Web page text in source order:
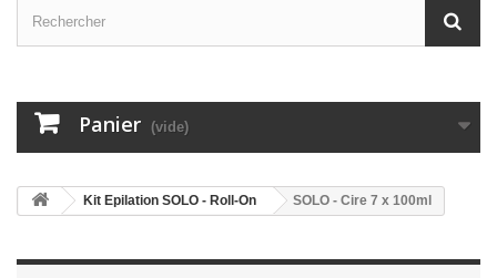
Panier (vide)
Kit Epilation SOLO - Roll-On SOLO - Cire 7 x 100ml